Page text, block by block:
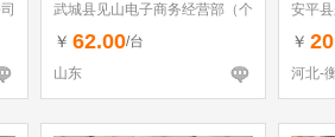
武城县见山电子商务经营部（个
体工商户）
￥ 62.00/台
山东
安平
￥
河北-